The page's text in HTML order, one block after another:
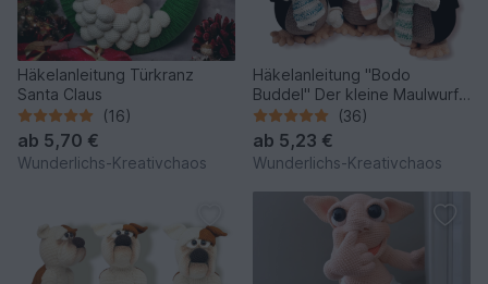
Häkelanleitung Türkranz
Santa Claus
(16)
ab 5,70 €
Wunderlichs-Kreativchaos
Häkelanleitung "Bodo
Buddel" Der kleine Maulwurf *
Winter Edition*
(36)
ab 5,23 €
Wunderlichs-Kreativchaos